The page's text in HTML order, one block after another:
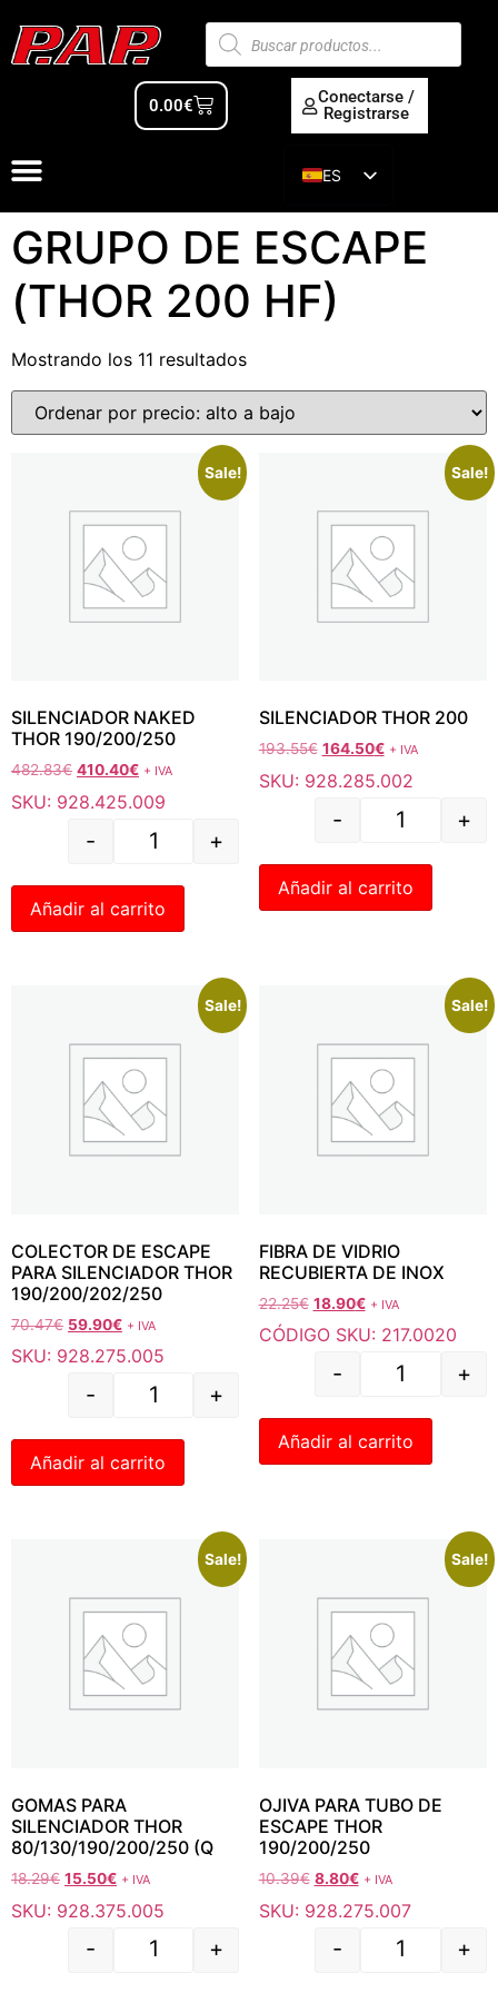
0.00€
Conectarse /
Registrarse
ES
EN
GRUPO DE ESCAPE
(THOR 200 HF)
Mostrando los 11 resultados
Sale!
SILENCIADOR NAKED
THOR 190/200/250
482.83€ 410.40€ + IVA
SKU: 928.425.009
- +
Añadir al carrito
Sale!
SILENCIADOR THOR 200
193.55€ 164.50€ + IVA
SKU: 928.285.002
- +
Añadir al carrito
Sale!
COLECTOR DE ESCAPE
PARA SILENCIADOR THOR
190/200/202/250
70.47€ 59.90€ + IVA
SKU: 928.275.005
- +
Añadir al carrito
Sale!
FIBRA DE VIDRIO
RECUBIERTA DE INOX
22.25€ 18.90€ + IVA
CÓDIGO SKU: 217.0020
- +
Añadir al carrito
Sale!
GOMAS PARA
SILENCIADOR THOR
80/130/190/200/250 (Q
18.29€ 15.50€ + IVA
SKU: 928.375.005
- +
Sale!
OJIVA PARA TUBO DE
ESCAPE THOR
190/200/250
10.39€ 8.80€ + IVA
SKU: 928.275.007
- +